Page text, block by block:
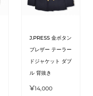
J.PRESS 金ボタン
ブレザー テーラー
ドジャケット ダブ
ル 背抜き
¥14,000